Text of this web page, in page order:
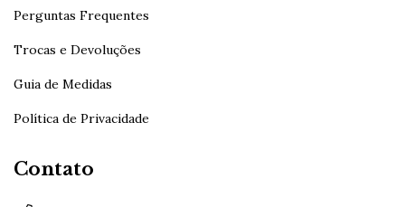
Perguntas Frequentes
Trocas e Devoluções
Guia de Medidas
Política de Privacidade
Contato